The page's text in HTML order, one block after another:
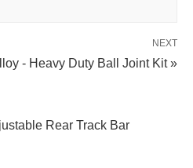
NEXT
- Heavy Duty Ball Joint Kit »
Rear Track Bar